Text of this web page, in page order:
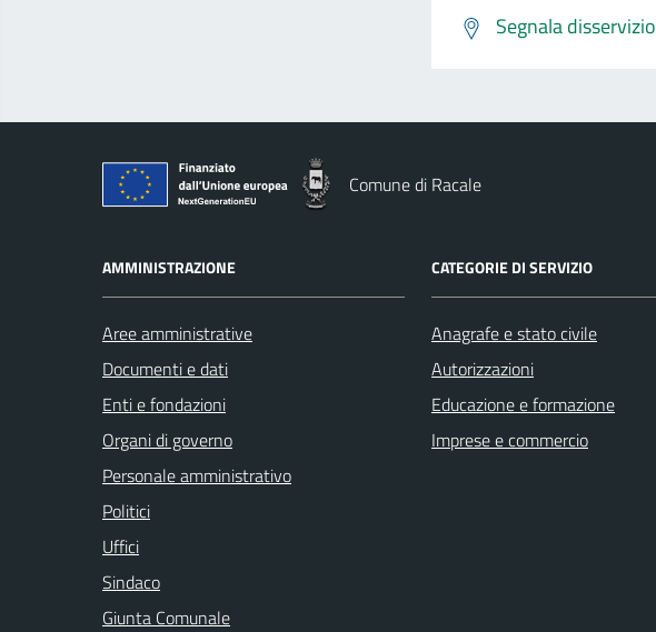
Segnala disservizio
Comune di Racale
AMMINISTRAZIONE
Aree amministrative
Documenti e dati
Enti e fondazioni
Organi di governo
Personale amministrativo
Politici
Uffici
Sindaco
Giunta Comunale
CATEGORIE DI SERVIZIO
Anagrafe e stato civile
Autorizzazioni
Educazione e formazione
Imprese e commercio